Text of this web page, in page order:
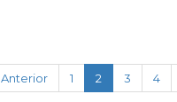
Anterior 1 2 (current)
3 4